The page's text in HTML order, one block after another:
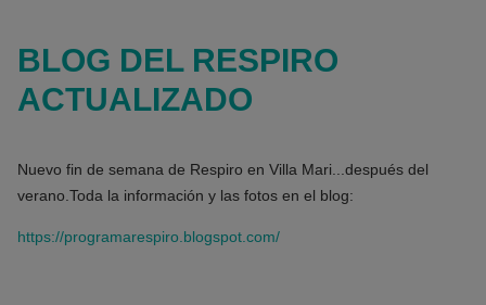
BLOG DEL RESPIRO
ACTUALIZADO
Nuevo fin de semana de Respiro en Villa Mari...después del
verano.Toda la información y las fotos en el blog:
https://programarespiro.blogspot.com/